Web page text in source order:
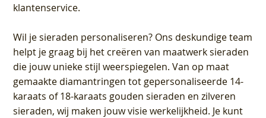
klantenservice.
Wil je sieraden personaliseren? Ons deskundige team
helpt je graag bij het creëren van maatwerk sieraden
die jouw unieke stijl weerspiegelen. Van op maat
gemaakte diamantringen tot gepersonaliseerde 14-
karaats of 18-karaats gouden sieraden en zilveren
sieraden, wij maken jouw visie werkelijkheid. Je kunt